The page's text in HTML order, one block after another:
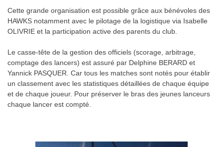
Cette grande organisation est possible grâce aux bénévoles des
HAWKS notamment avec le pilotage de la logistique via Isabelle
OLIVRIE et la participation active des parents du club.
Le casse-tête de la gestion des officiels (scorage, arbitrage,
comptage des lancers) est assuré par Delphine BERARD et
Yannick PASQUER. Car tous les matches sont notés pour établir
un classement avec les statistiques détaillées de chaque équipe
et de chaque joueur. Pour préserver le bras des jeunes lanceurs
chaque lancer est compté.